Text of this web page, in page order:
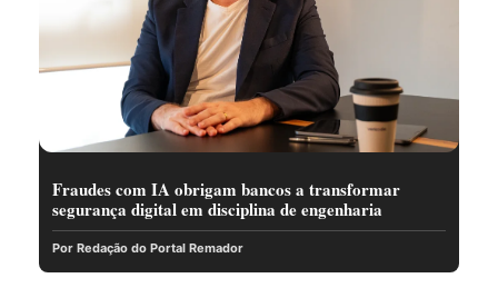
Fraudes com IA obrigam bancos a transformar
segurança digital em disciplina de engenharia
Por Redação do Portal Remador